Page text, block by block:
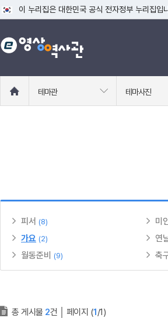
이 누리집은 대한민국 공식 전자정부 누리집입
공식 누리집 주소 확인하기
go.kr 주소를 사용하는 누리집은 대한민국 정
로
테마관 테마사진
피서 (8) 미
가요 (2) 연
월동준비 (9) 축
총 게시물 2건 페이지 (1/1)